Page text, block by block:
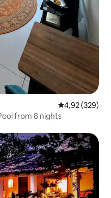
Gemiddelde
4,92 (329)
from 8 nights